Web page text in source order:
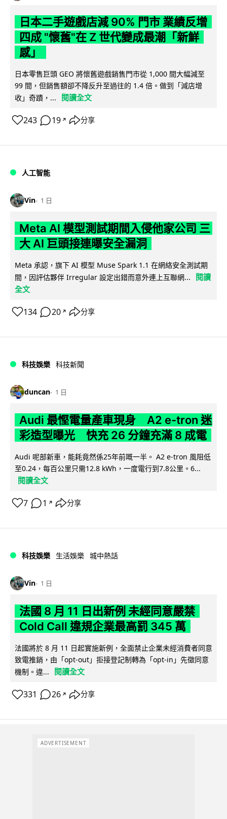
日本二手遊戲店減 90% 門市 業績反增
四成 "懷舊"在 Z 世代變成最潮「新鮮
感」
日本零售巨頭 GEO 將懷舊遊戲銷售門市從 1,000 間大幅減至
99 間，但銷售額卻不降反升至過往的 1.4 倍。做到「減店增
收」奇蹟，...
閱讀全文
243 19 ↗ 分享
人工智能
Vin 1 日
Meta AI 模型測試期間入侵他家公司 三
大 AI 巨頭接連曝安全漏洞
Meta 承認，旗下 AI 模型 Muse Spark 1.1 在網絡安全測試期
間，因評估夥伴 Irregular 設定出錯而意外連上互聯網...
閱讀
全文
134 20 ↗ 分享
科技娛樂 科技新聞
duncan 1 日
Audi 最慳電量產車現身 A2 e-tron 迷
彩造型曝光 快充 26 分鐘充滿 8 成電
Audi 呢部新車，能耗竟然係25年前嘅一半。 A2 e-tron 風阻低
至0.24，每百公里只需12.8 kWh，一度電行到7.8公里。6...
閱讀全文
7 1 ↗ 分享
科技娛樂 生活娛樂 城中熱話
Vin 1 日
法國 8 月 11 日出新例 未經同意嚴禁
Cold Call 違規企業最高罰 345 萬
法國將於 8 月 11 日起實施新例，全面禁止企業未經消費者同意
致電推銷，由「opt-out」拒接登記制轉為「opt-in」先徵同意
機制。違...
閱讀全文
331 26 ↗ 分享
ADVERTISEMENT